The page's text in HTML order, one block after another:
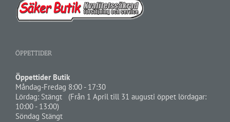
ÖPPETTIDER
Öppettider Butik
Måndag-Fredag 8:00 - 17:30
Lördag: Stängt (Från 1 April till 31 augusti öppet lördagar:
10:00 - 13:00)
Söndag Stängt